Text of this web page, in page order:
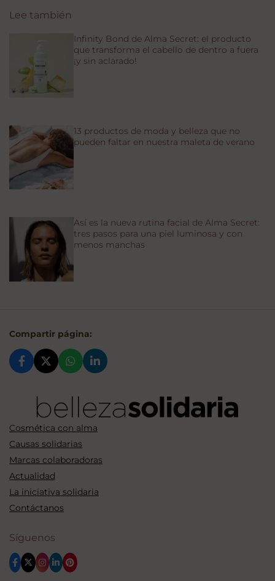
Lee también
Infinity Bond de Alma Secret: el producto
que transforma el cabello de dentro a fuera
¡y sin aclarado!
13 productos de moda y belleza que no
pueden faltar en nuestra maleta de verano
Así es la nueva rutina facial de Alma Secret:
tres pasos para una piel luminosa y con
menos manchas
Compartir página:
Cosmética con alma
Causas solidarias
Marcas colaboradoras
Actualidad
La iniciativa solidaria
Contáctanos
Síguenos